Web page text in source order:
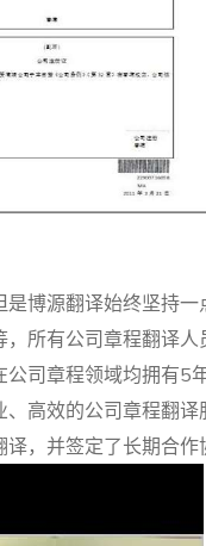
博源翻译始终坚持
所有公司章程翻译
司章程领域均拥有
高效的公司章程翻
，并签定了长期合作